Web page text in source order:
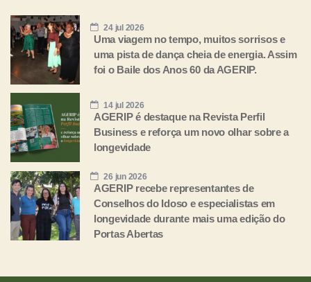
24 jul 2026
Uma viagem no tempo, muitos sorrisos e
uma pista de dança cheia de energia. Assim
foi o Baile dos Anos 60 da AGERIP.
14 jul 2026
AGERIP é destaque na Revista Perfil
Business e reforça um novo olhar sobre a
longevidade
26 jun 2026
AGERIP recebe representantes de
Conselhos do Idoso e especialistas em
longevidade durante mais uma edição do
Portas Abertas